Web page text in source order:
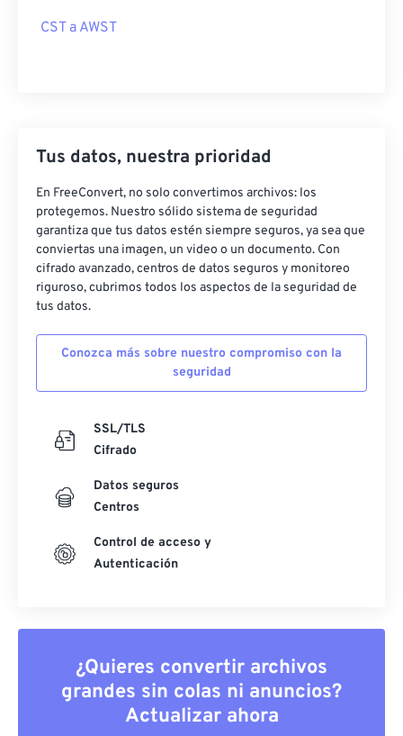
CST a AWST
Tus datos, nuestra prioridad
En FreeConvert, no solo convertimos archivos: los
protegemos. Nuestro sólido sistema de seguridad
garantiza que tus datos estén siempre seguros, ya sea que
conviertas una imagen, un video o un documento. Con
cifrado avanzado, centros de datos seguros y monitoreo
riguroso, cubrimos todos los aspectos de la seguridad de
tus datos.
Conozca más sobre nuestro compromiso con la
seguridad
SSL/TLS
Cifrado
Datos seguros
Centros
Control de acceso y
Autenticación
¿Quieres convertir archivos
grandes sin colas ni anuncios?
Actualizar ahora